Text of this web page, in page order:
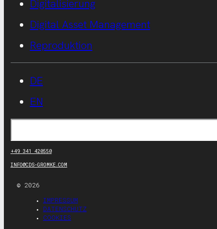
Digitalisierung
Digital Asset Management
Reproduktion
DE
EN
Suchen
+49 341 420550
INFO@CDS-GROMKE.COM
© 2026
IMPRESSUM
DATENSCHUTZ
COOKIES